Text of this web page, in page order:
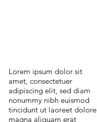
Lorem ipsum dolor sit
amet, consectetuer
adipiscing elit, sed diam
nonummy nibh euismod
tincidunt ut laoreet dolore
magna aliquam erat